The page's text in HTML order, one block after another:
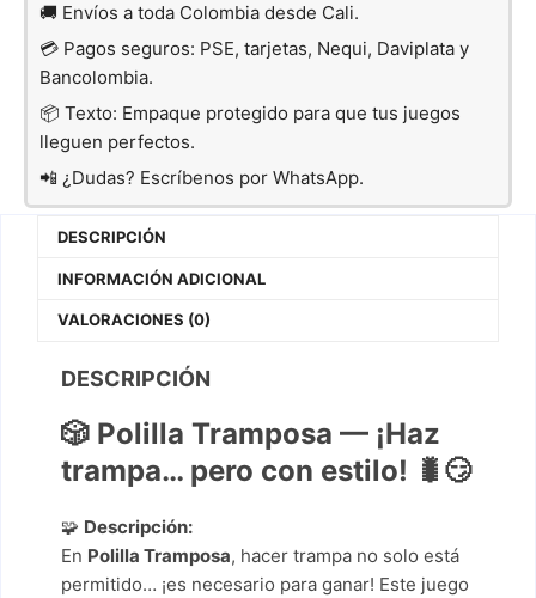
🚚 Envíos a toda Colombia desde Cali.
💳 Pagos seguros: PSE, tarjetas, Nequi, Daviplata y
Bancolombia.
📦 Texto: Empaque protegido para que tus juegos
lleguen perfectos.
📲 ¿Dudas? Escríbenos por WhatsApp.
DESCRIPCIÓN
INFORMACIÓN ADICIONAL
VALORACIONES (0)
DESCRIPCIÓN
🎲 Polilla Tramposa — ¡Haz
trampa… pero con estilo! 🐛😏
🧩 Descripción:
En Polilla Tramposa, hacer trampa no solo está
permitido… ¡es necesario para ganar! Este juego